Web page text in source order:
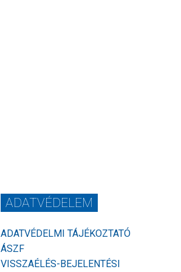
ADATVÉDELEM
ADATVÉDELMI TÁJÉKOZTATÓ
ÁSZF
VISSZAÉLÉS-BEJELENTÉSI